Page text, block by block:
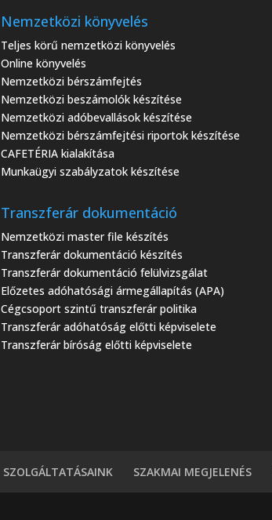
Nemzetközi könyvelés
Teljes körű nemzetközi könyvelés
Online könyvelés
Nemzetközi bérszámfejtés
Nemzetközi beszámolók készítése
Nemzetközi adóbevallások készítése
Nemzetközi bérszámfejtési riportok készítése
CAFETÉRIA kialakítása
Munkaügyi szabályzatok készítése
Transzferár dokumentáció
Nemzetközi master file készítés
Transzferár dokumentáció készítés
Transzferár dokumentáció felülvizsgálat
Előzetes adóhatósági ármegállapítás (APA)
Cégcsoport szintű transzferár politika
Transzferár adóhatóság előtti képviselete
Transzferár bíróság előtti képviselete
SZOLGÁLTATÁSAINK SZAKMAI MEGJELENÉS